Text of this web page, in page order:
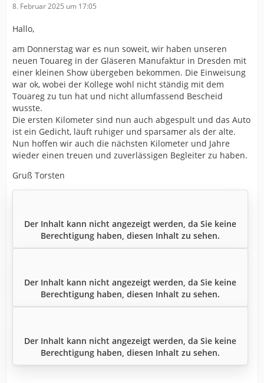
8. Februar 2025 um 17:05
Hallo,
am Donnerstag war es nun soweit, wir haben unseren
neuen Touareg in der Gläseren Manufaktur in Dresden mit
einer kleinen Show übergeben bekommen. Die Einweisung
war ok, wobei der Kollege wohl nicht ständig mit dem
Touareg zu tun hat und nicht allumfassend Bescheid
wusste.
Die ersten Kilometer sind nun auch abgespult und das Auto
ist ein Gedicht, läuft ruhiger und sparsamer als der alte.
Nun hoffen wir auch die nächsten Kilometer und Jahre
wieder einen treuen und zuverlässigen Begleiter zu haben.
Gruß Torsten
Der Inhalt kann nicht angezeigt werden, da Sie keine
Berechtigung haben, diesen Inhalt zu sehen.
Der Inhalt kann nicht angezeigt werden, da Sie keine
Berechtigung haben, diesen Inhalt zu sehen.
Der Inhalt kann nicht angezeigt werden, da Sie keine
Berechtigung haben, diesen Inhalt zu sehen.